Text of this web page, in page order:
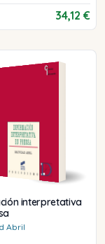
34,12 €
interpretativa
Abril